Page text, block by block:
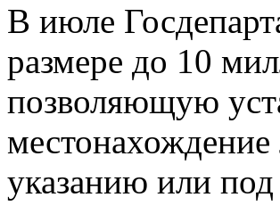
В июле
размере до 10
позволяющую
местонахождение
указанию или